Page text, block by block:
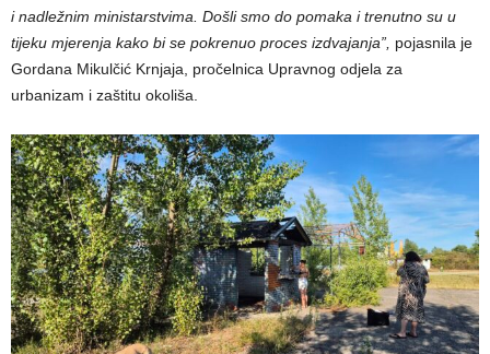
i nadležnim ministarstvima. Došli smo do pomaka i trenutno su u
tijeku mjerenja kako bi se pokrenuo proces izdvajanja”, pojasnila je
Gordana Mikulčić Krnjaja, pročelnica Upravnog odjela za
urbanizam i zaštitu okoliša.